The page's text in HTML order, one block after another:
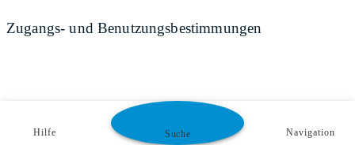
Zugangs- und Benutzungsbestimmungen
Hilfe Suche Navigation